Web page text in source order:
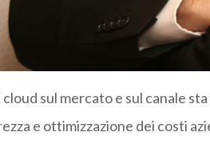
sul mercato e sul canale
e ottimizzazione dei costi